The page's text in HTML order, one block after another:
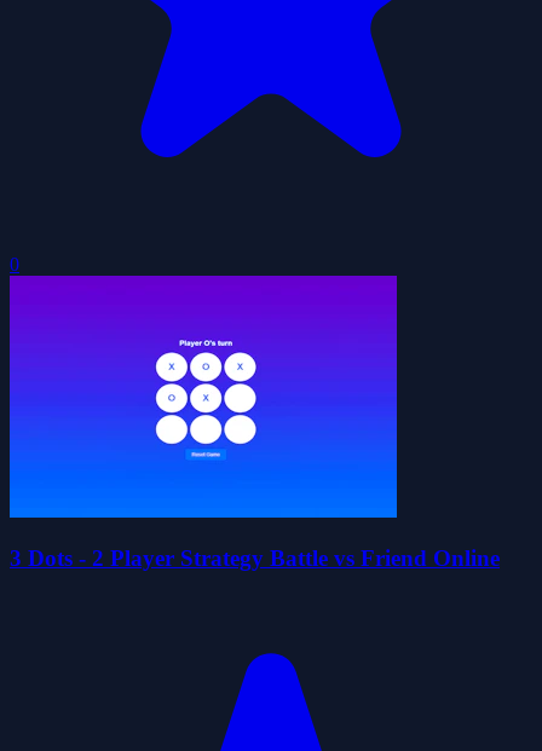
0
3 Dots - 2 Player Strategy Battle vs Friend Online